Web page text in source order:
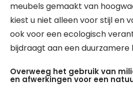
meubels gemaakt van
kiest u niet alleen voor stijl en
ook voor een ecologisch
bijdraagt aan een duurzamere
Overweeg het gebruik van
en afwerkingen voor een